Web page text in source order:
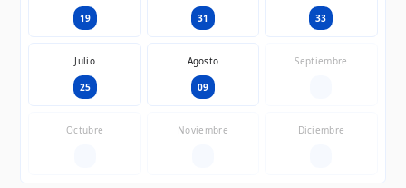
19 31 33
Julio
25
Agosto
09
Septiembre
Octubre Noviembre Diciembre